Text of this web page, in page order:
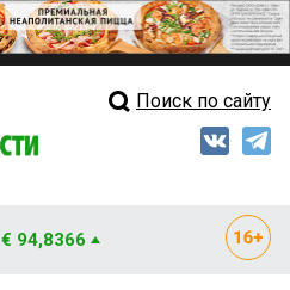
Свежий выпускПоиск по сайту
€ 94,8366